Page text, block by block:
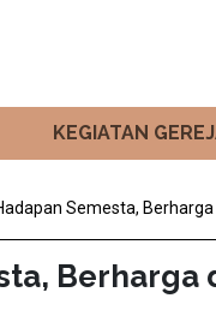
KEGIATAN
Semesta,
Berharga